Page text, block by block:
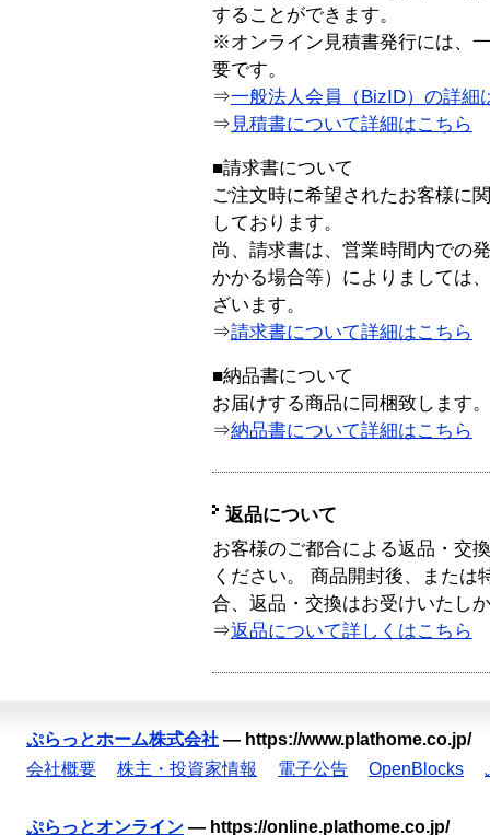
することができます。
※オンライン見積書発行には、
要です。
⇒一般法人会員（BizID）の詳細
⇒ 見積書について詳細はこちら
■請求書について
ご注文時に希望されたお客様に
しております。
尚、請求書は、営業時間内での
かかる場合等）によりましては
ざいます。
⇒請求書について詳細はこちら
■納品書について
お届けする商品に同梱致します。
⇒納品書について詳細はこちら
返品について
お客様のご都合による返品・交
ください。 商品開封後、または
合、返品・交換はお受けいたし
⇒返品について詳しくはこちら
ぷらっとホーム株式会社 — https://www.plathome.co.jp/
会社概要
株主・投資家情報 電子公告 OpenBlocks
ぷらっとオンライン — https://online.plathome.co.jp/